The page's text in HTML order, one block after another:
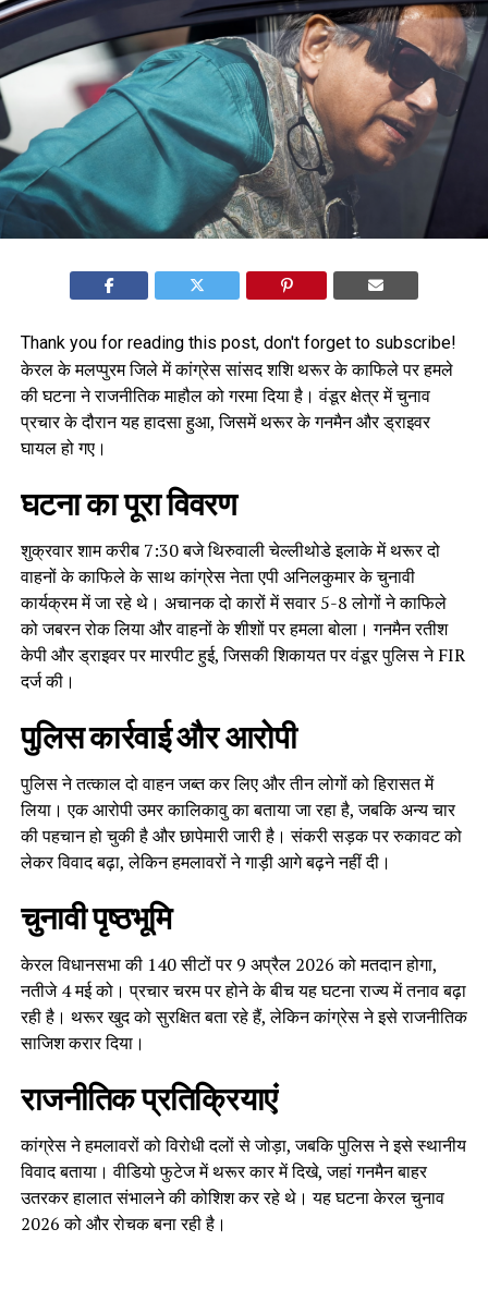
Thank you for reading this post, don't forget to subscribe!
केरल के मलप्पुरम जिले में कांग्रेस सांसद शशि थरूर के काफिले पर हमले
की घटना ने राजनीतिक माहौल को गरमा दिया है। वंडूर क्षेत्र में चुनाव
प्रचार के दौरान यह हादसा हुआ, जिसमें थरूर के गनमैन और ड्राइवर
घायल हो गए।
घटना का पूरा विवरण
शुक्रवार शाम करीब 7:30 बजे थिरुवाली चेल्लीथोडे इलाके में थरूर दो
वाहनों के काफिले के साथ कांग्रेस नेता एपी अनिलकुमार के चुनावी
कार्यक्रम में जा रहे थे। अचानक दो कारों में सवार 5-8 लोगों ने काफिले
को जबरन रोक लिया और वाहनों के शीशों पर हमला बोला। गनमैन रतीश
केपी और ड्राइवर पर मारपीट हुई, जिसकी शिकायत पर वंडूर पुलिस ने FIR
दर्ज की।
पुलिस कार्रवाई और आरोपी
पुलिस ने तत्काल दो वाहन जब्त कर लिए और तीन लोगों को हिरासत में
लिया। एक आरोपी उमर कालिकावु का बताया जा रहा है, जबकि अन्य चार
की पहचान हो चुकी है और छापेमारी जारी है। संकरी सड़क पर रुकावट को
लेकर विवाद बढ़ा, लेकिन हमलावरों ने गाड़ी आगे बढ़ने नहीं दी।
चुनावी पृष्ठभूमि
केरल विधानसभा की 140 सीटों पर 9 अप्रैल 2026 को मतदान होगा,
नतीजे 4 मई को। प्रचार चरम पर होने के बीच यह घटना राज्य में तनाव बढ़ा
रही है। थरूर खुद को सुरक्षित बता रहे हैं, लेकिन कांग्रेस ने इसे राजनीतिक
साजिश करार दिया।
राजनीतिक प्रतिक्रियाएं
कांग्रेस ने हमलावरों को विरोधी दलों से जोड़ा, जबकि पुलिस ने इसे स्थानीय
विवाद बताया। वीडियो फुटेज में थरूर कार में दिखे, जहां गनमैन बाहर
उतरकर हालात संभालने की कोशिश कर रहे थे। यह घटना केरल चुनाव
2026 को और रोचक बना रही है।